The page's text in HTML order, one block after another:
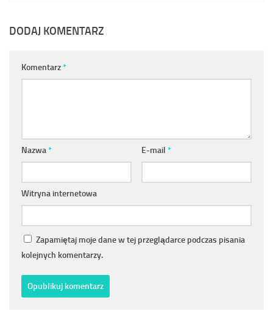
DODAJ KOMENTARZ
Komentarz*
Nazwa* E-mail *
Witryna internetowa
Zapamiętaj moje dane w tej przeglądarce podczas pisania
kolejnych komentarzy.